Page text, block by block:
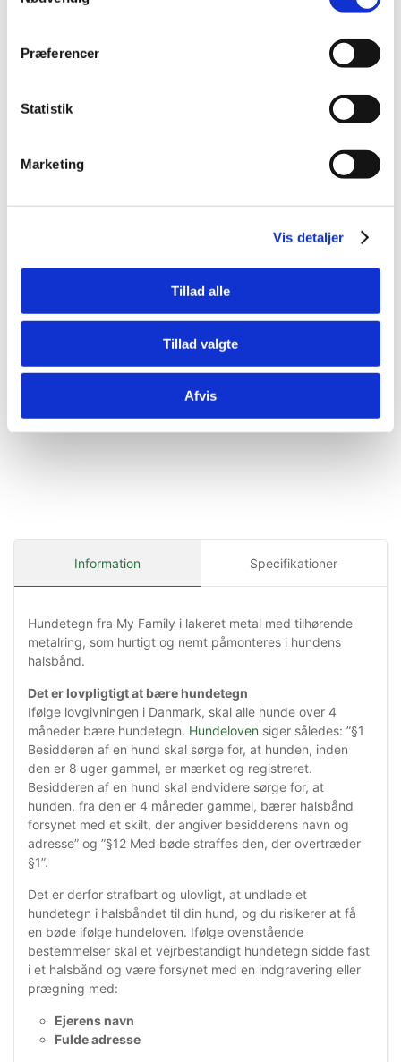
Præferencer
Statistik
Marketing
Vis detaljer
Tillad alle
Tillad valgte
Afvis
99,00
Information Specifikationer
Hundetegn fra My Family i lakeret metal med tilhørende
metalring, som hurtigt og nemt påmonteres i hundens
halsbånd.
Det er lovpligtigt at bære hundetegn
Ifølge lovgivningen i Danmark, skal alle hunde over 4
måneder bære hundetegn. Hundeloven siger således: ”§1
Besidderen af en hund skal sørge for, at hunden, inden
den er 8 uger gammel, er mærket og registreret.
Besidderen af en hund skal endvidere sørge for, at
hunden, fra den er 4 måneder gammel, bærer halsbånd
forsynet med et skilt, der angiver besidderens navn og
adresse” og ”§12 Med bøde straffes den, der overtræder
§1”.
Det er derfor strafbart og ulovligt, at undlade et
hundetegn i halsbåndet til din hund, og du risikerer at få
en bøde ifølge hundeloven. Ifølge ovenstående
bestemmelser skal et vejrbestandigt hundetegn sidde fast
i et halsbånd og være forsynet med en indgravering eller
prægning med:
Ejerens navn
Fulde adresse